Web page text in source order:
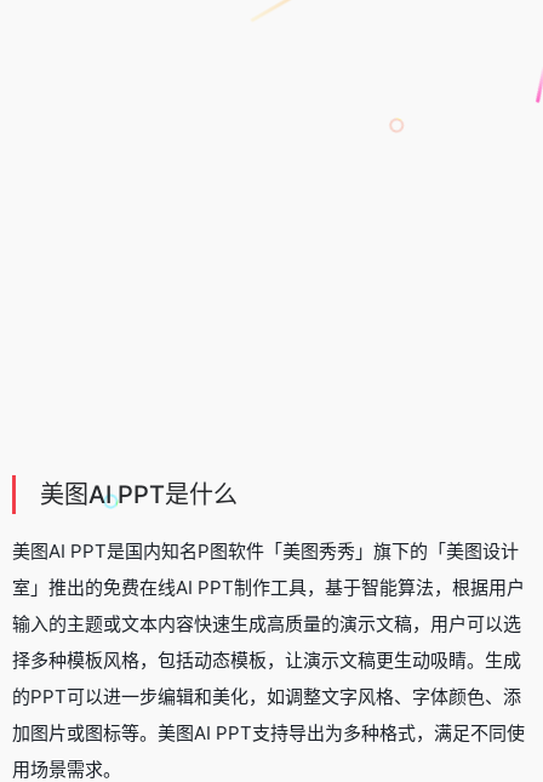
美图AI PPT是什么
美图AI PPT是国内知名P图软件「美图秀秀」旗下的「美图设计
室」推出的免费在线AI PPT制作工具，基于智能算法，根据用户
输入的主题或文本内容快速生成高质量的演示文稿，用户可以选
择多种模板风格，包括动态模板，让演示文稿更生动吸睛。生成
的PPT可以进一步编辑和美化，如调整文字风格、字体颜色、添
加图片或图标等。美图AI PPT支持导出为多种格式，满足不同使
用场景需求。